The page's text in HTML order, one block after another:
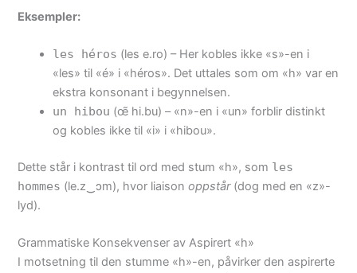
Eksempler:
les héros (les e.ro) – Her kobles ikke «s»-en i
«les» til «é» i «héros». Det uttales som om «h» var en
ekstra konsonant i begynnelsen.
un hibou (œ̃ hi.bu) – «n»-en i «un» forblir distinkt
og kobles ikke til «i» i «hibou».
Dette står i kontrast til ord med stum «h», som les
hommes (le.z‿ɔm), hvor liaisonoppstår(dog med en «z»-
lyd).
Grammatiske Konsekvenser av Aspirert «h»
I motsetning til den stumme «h»-en, påvirker den aspirerte